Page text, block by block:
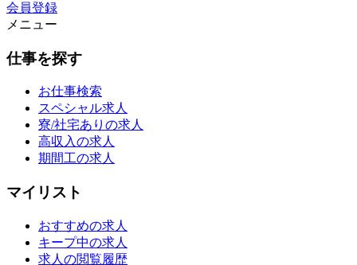
会員登録
メニュー
仕事を探す
お仕事検索
スペシャル求人
寮/社宅ありの求人
高収入の求人
期間工の求人
マイリスト
おすすめの求人
キープ中の求人
求人の閲覧履歴